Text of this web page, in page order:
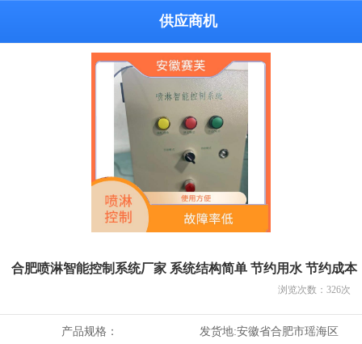
供应商机
合肥喷淋智能控制系统厂家 系统结构简单 节约用水 节约成本
浏览次数： 326次
产品规格： 发货地:安徽省合肥市瑶海区